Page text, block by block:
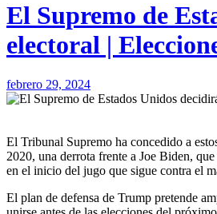
El Supremo de
electoral |
febrero 29, 2024
El Tribunal Supremo ha concedido a estos miles de personas que decidirán si el expresidente Donald Trump fue testigo de la inmunidad presidencial cuando revocó el resultado electoral de las elecciones de
2020, una derrota frente a Joe Biden,
en el inicio del jugo que sigue contra el
El plan de defensa de Trump pretende